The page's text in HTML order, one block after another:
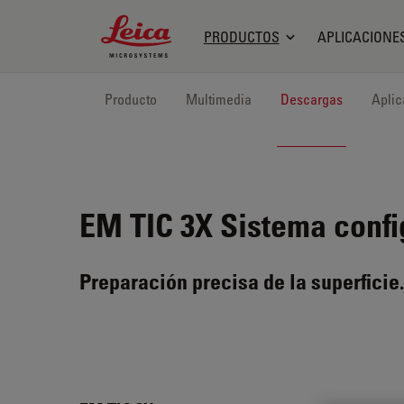
Leica Microsystems Logo
PRODUCTOS
Producto Multimedia Descargas
EM TIC 3X Sistema
Preparación precisa de la